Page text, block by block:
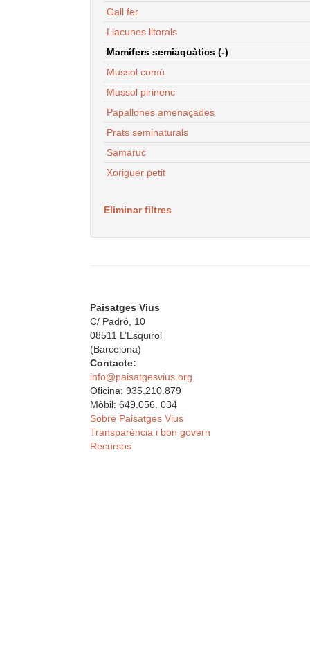
Gall fer
Llacunes litorals
Mamífers semiaquàtics (-)
Mussol comú
Mussol pirinenc
Papallones amenaçades
Prats seminaturals
Samaruc
Xoriguer petit
Eliminar filtres
Paisatges Vius
C/ Padró, 10
08511 L’Esquirol
(Barcelona)
Contacte:
info@paisatgesvius.org
Oficina: 935.210.879
Mòbil: 649.056. 034
Sobre Paisatges Vius
Transparència i bon govern
Recursos